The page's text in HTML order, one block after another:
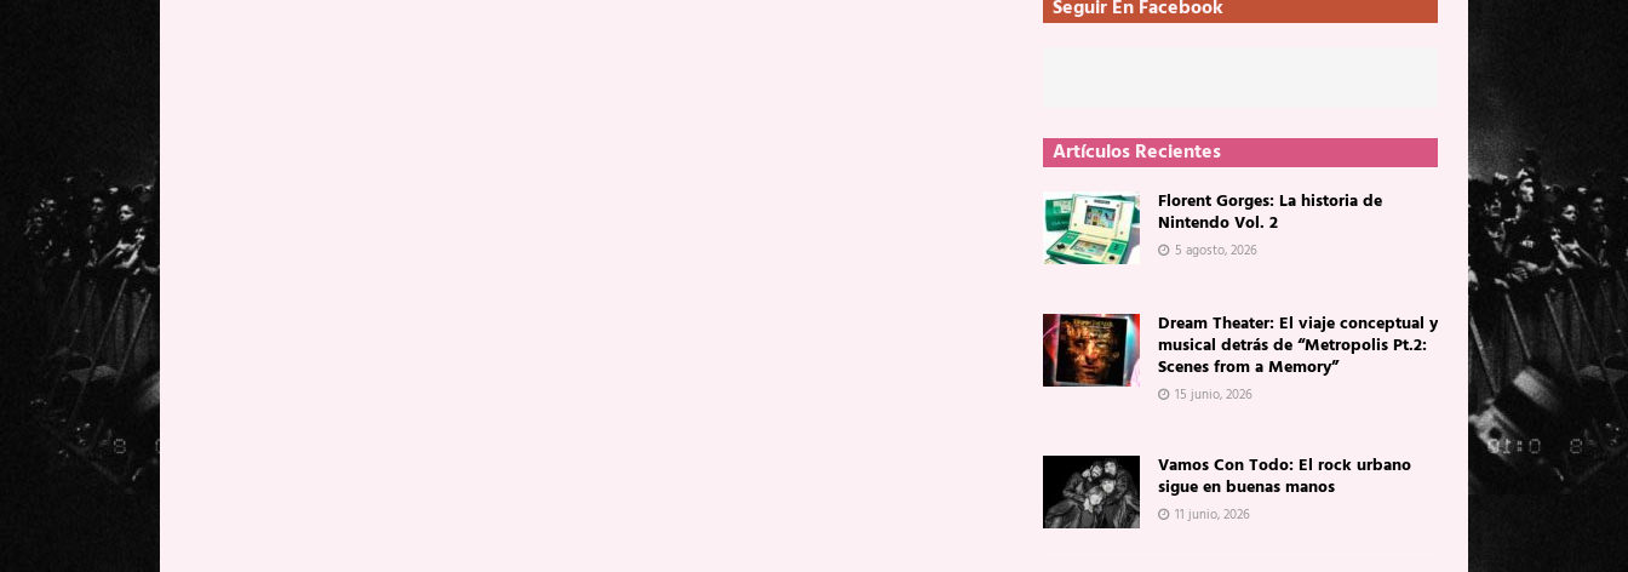
Seguir En Facebook
Artículos Recientes
Florent Gorges: La historia de
Nintendo Vol. 2
5 agosto, 2026
Dream Theater: El viaje conceptual y
musical detrás de “Metropolis Pt.2:
Scenes from a Memory”
15 junio, 2026
Vamos Con Todo: El rock urbano
sigue en buenas manos
11 junio, 2026